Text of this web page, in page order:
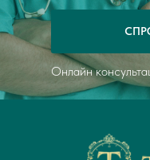
этому доктору
Онлайн